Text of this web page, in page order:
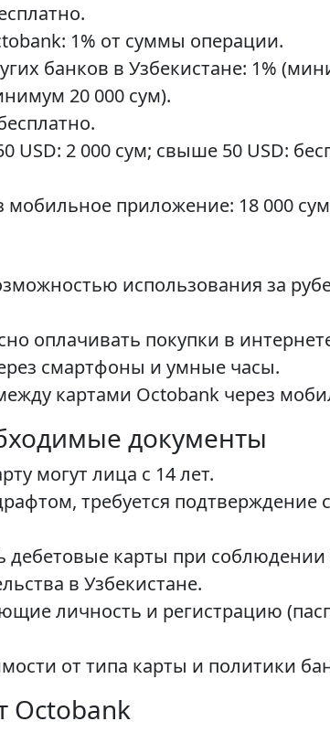
1% от суммы операции.
банков в Узбекистане: 1%
20 000 сум).
USD: 2 000 сум; свыше 50 USD:
приложение: 18 000
использования за
оплачивать покупки в
смартфоны и умные часы.
картами Octobank через
документы
могут лица с 14 лет.
требуется подтверждение
дебетовые карты при
в Узбекистане.
личность и регистрацию
от типа карты и политики
Octobank